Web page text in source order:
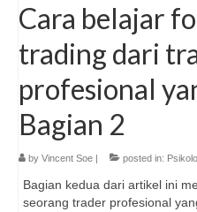
Cara belajar
trading dari
profesional
Bagian 2
by Vincent Soe posted in:
Bagian kedua dari artikel ini
seorang trader profesional